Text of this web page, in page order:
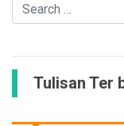
Tulisan Ter